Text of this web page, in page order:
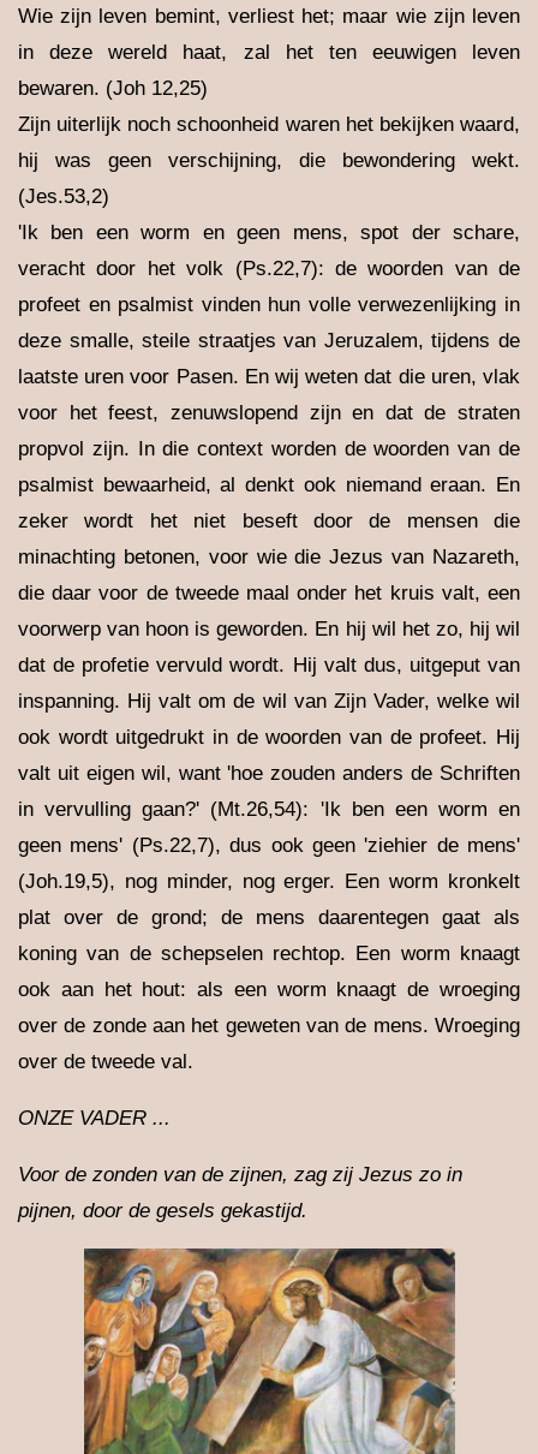
Wie zijn leven bemint, verliest het; maar wie zijn leven
in deze wereld haat, zal het ten eeuwigen leven
bewaren. (Joh 12,25)
Zijn uiterlijk noch schoonheid waren het bekijken waard,
hij was geen verschijning, die bewondering wekt.
(Jes.53,2)
'Ik ben een worm en geen mens, spot der schare,
veracht door het volk (Ps.22,7): de woorden van de
profeet en psalmist vinden hun volle verwezenlijking in
deze smalle, steile straatjes van Jeruzalem, tijdens de
laatste uren voor Pasen. En wij weten dat die uren, vlak
voor het feest, zenuwslopend zijn en dat de straten
propvol zijn. In die context worden de woorden van de
psalmist bewaarheid, al denkt ook niemand eraan. En
zeker wordt het niet beseft door de mensen die
minachting betonen, voor wie die Jezus van Nazareth,
die daar voor de tweede maal onder het kruis valt, een
voorwerp van hoon is geworden. En hij wil het zo, hij wil
dat de profetie vervuld wordt. Hij valt dus, uitgeput van
inspanning. Hij valt om de wil van Zijn Vader, welke wil
ook wordt uitgedrukt in de woorden van de profeet. Hij
valt uit eigen wil, want 'hoe zouden anders de Schriften
in vervulling gaan?' (Mt.26,54): 'Ik ben een worm en
geen mens' (Ps.22,7), dus ook geen 'ziehier de mens'
(Joh.19,5), nog minder, nog erger. Een worm kronkelt
plat over de grond; de mens daarentegen gaat als
koning van de schepselen rechtop. Een worm knaagt
ook aan het hout: als een worm knaagt de wroeging
over de zonde aan het geweten van de mens. Wroeging
over de tweede val.
ONZE VADER ...
Voor de zonden van de zijnen, zag zij Jezus zo in
pijnen, door de gesels gekastijd.